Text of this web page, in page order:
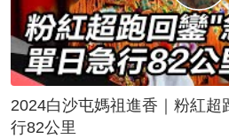
2024白沙屯媽祖進香｜粉紅超跑回
行82公里